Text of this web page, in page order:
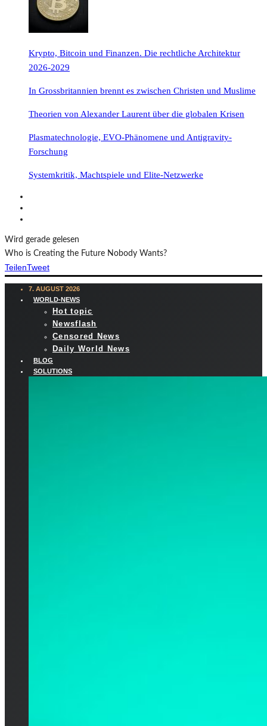
Krypto, Bitcoin und Finanzen. Die rechtliche Architektur
2026-2029
In Grossbritannien brennt es zwischen Christen und Muslime
Theorien von Alexander Laurent über die globalen Krisen
Plasmatechnologie, EVO-Phänomene und Antigravity-
Forschung
Systemkritik, Machtspiele und Elite-Netzwerke
Wird gerade gelesen
Who is Creating the Future Nobody Wants?
TeilenTweet
7. AUGUST 2026
WORLD-NEWS
Hot topic
Newsflash
Censored News
Daily World News
BLOG
SOLUTIONS